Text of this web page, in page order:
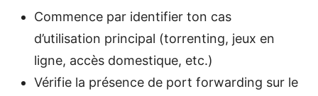
Commence par identifier ton cas
d’utilisation principal (torrenting, jeux en
ligne, accès domestique, etc.)
Vérifie la présence de port forwarding sur le